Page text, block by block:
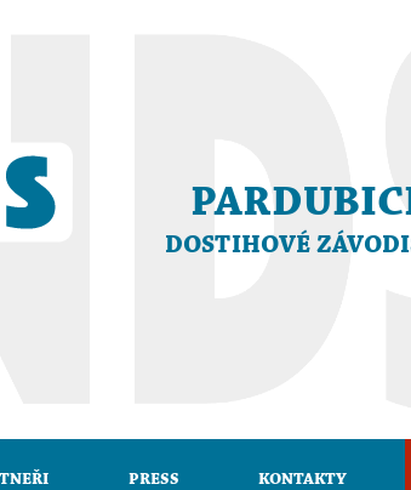
DOSTIHOVÉ
PRESS KONTAKTY